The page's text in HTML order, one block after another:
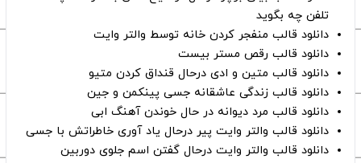
تلفن چه بگوید
دانلود قالب منفجر کردن خانه توسط والتر وایت
دانلود قالب رقص مستر بیست
دانلود قالب متین و ادی درحال قنداق کردن متیو
دانلود قالب زندگی عاشقانه جسی پینکمن و جین
دانلود قالب مرد دیوانه در حال خوندن آهنگ ابی
دانلود قالب والتر وایت پیر درحال یاد آوری خاطراتش با جسی
دانلود قالب والتر وایت درحال گفتن اسم جلوی دوربین